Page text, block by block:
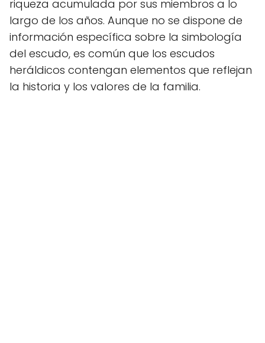
riqueza acumulada por sus miembros a lo
largo de los años. Aunque no se dispone de
información específica sobre la simbología
del escudo, es común que los escudos
heráldicos contengan elementos que reflejan
la historia y los valores de la familia.